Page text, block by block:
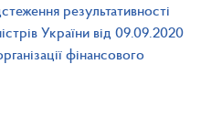
результативності
України від 09.09.2020
фінансового